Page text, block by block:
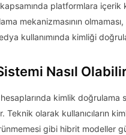
platformlara
mekanizmasının
kullanımında kimliği
Nasıl
kimlik doğrulama
Teknik olarak kullanıcıların
gibi hibrit modeller